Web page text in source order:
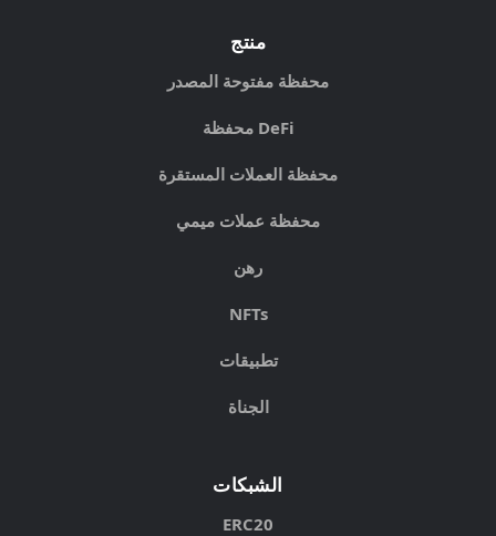
منتج
محفظة مفتوحة المصدر
محفظة DeFi
محفظة العملات المستقرة
محفظة عملات ميمي
رهن
NFTs
تطبيقات
الجناة
الشبكات
ERC20